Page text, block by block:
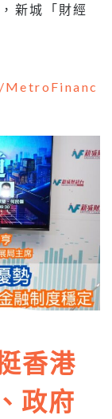
新城「財經
香港
政府